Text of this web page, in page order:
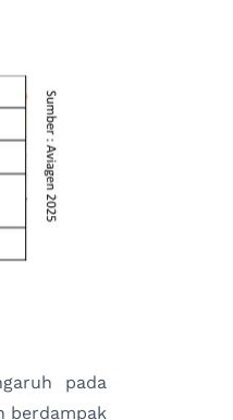
pada
berdampak